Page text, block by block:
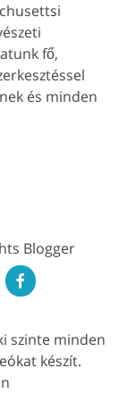
fő,
és minden
Blogger
szinte minden
készít.